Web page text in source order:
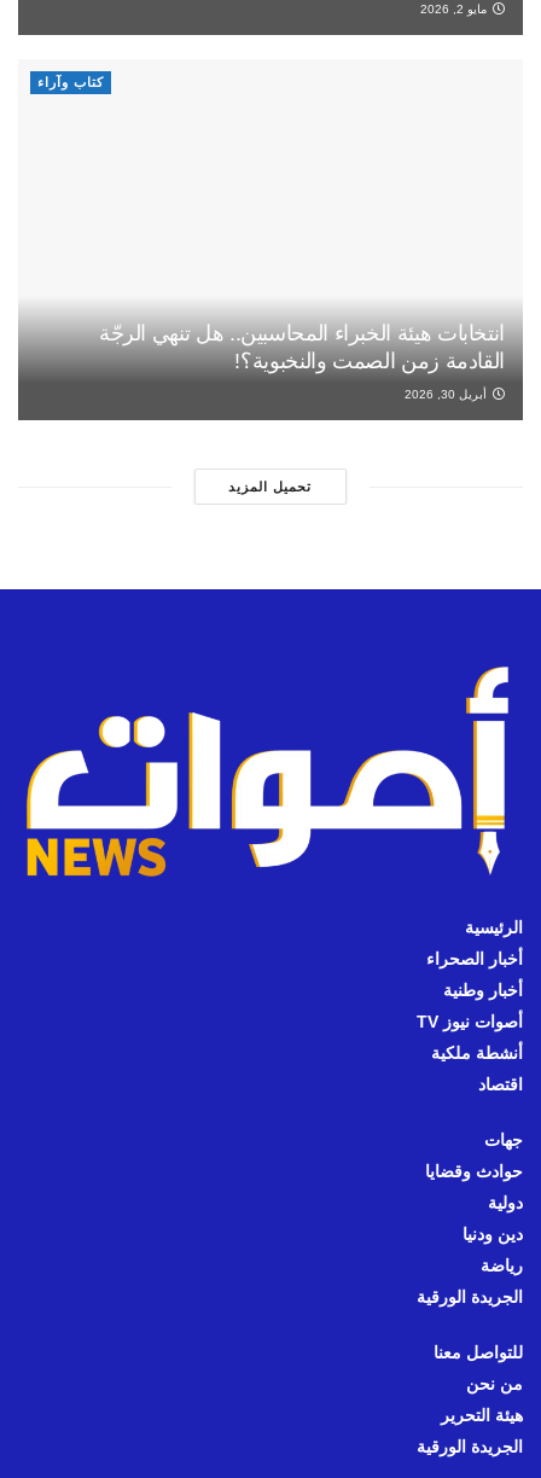
مايو 2, 2026
كتاب وآراء
انتخابات هيئة الخبراء المحاسبين.. هل تنهي الرجّة
القادمة زمن الصمت والنخبوية؟!
أبريل 30, 2026
تحميل المزيد
الرئيسية
أخبار الصحراء
أخبار وطنية
أصوات نيوز TV
أنشطة ملكية
اقتصاد
جهات
حوادث وقضايا
دولية
دين ودنيا
رياضة
الجريدة الورقية
للتواصل معنا
من نحن
هيئة التحرير
الجريدة الورقية